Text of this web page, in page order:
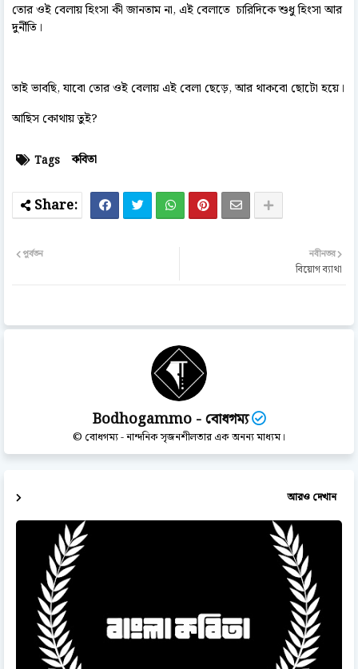
তোর ওই বেলায় হিংসা কী জানতাম না, এই বেলাতে চারিদিকে শুধু হিংসা আর
দুর্নীতি।
তাই ভাবছি, যাবো তোর ওই বেলায় এই বেলা ছেড়ে, আর থাকবো ছোটো হয়ে।
আছিস কোথায় তুই?
Tags কবিতা
নবীনতর
বিয়োগ ব্যাথা
পূর্বতন
Bodhogammo - বোধগম্য
© বোধগম্য - নান্দনিক সৃজনশীলতার এক অনন্য মাধ্যম।
আরও দেখান